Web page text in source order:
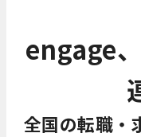
engage
全国の転職・